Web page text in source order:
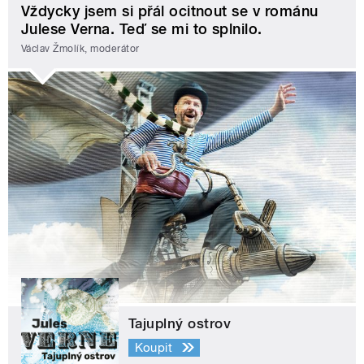
Vždycky jsem si přál ocitnout se v románu
Julese Verna. Teď se mi to splnilo.
Václav Žmolík, moderátor
Tajuplný ostrov
Koupit